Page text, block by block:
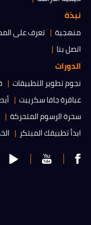
تعرف على
بنا
تطوير التطبيقات
جافا سكريبت
أبطال
الرسوم المتحركة
تطبيقك المبتكر